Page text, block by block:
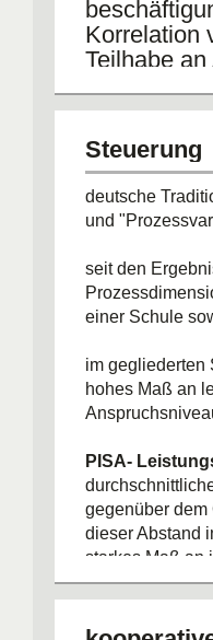
Korrelation
Teilhabe
Steuerung
deutsche
und
seit den
einer Schule
im gegliederten
hohes Maß an
PISA-
gegenüber
dieser Abstand
starkes Maß an
neuer Ansatz: